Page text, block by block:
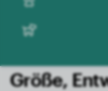
Größe,